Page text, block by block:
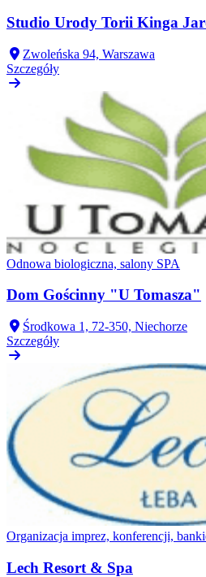
Studio Urody Torii Kinga
Zwoleńska 94, Warszawa
Szczegóły
Odnowa biologiczna, salony SPA
Dom Gościnny "U Tomasza"
Środkowa 1, 72-350, Niechorze
Szczegóły
Organizacja imprez, konferencji,
Lech Resort & Spa